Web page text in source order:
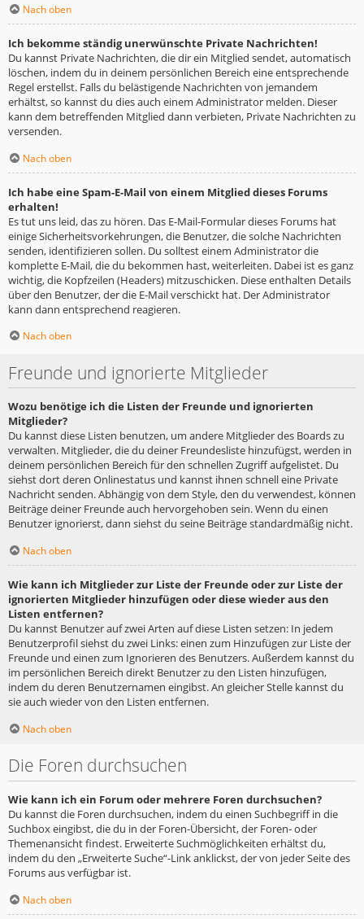
Nach oben
Ich bekomme ständig unerwünschte Private Nachrichten!
Du kannst Private Nachrichten, die dir ein Mitglied sendet, automatisch
löschen, indem du in deinem persönlichen Bereich eine entsprechende
Regel erstellst. Falls du belästigende Nachrichten von jemandem
erhältst, so kannst du dies auch einem Administrator melden. Dieser
kann dem betreffenden Mitglied dann verbieten, Private Nachrichten zu
versenden.
Nach oben
Ich habe eine Spam-E-Mail von einem Mitglied dieses Forums
erhalten!
Es tut uns leid, das zu hören. Das E-Mail-Formular dieses Forums hat
einige Sicherheitsvorkehrungen, die Benutzer, die solche Nachrichten
senden, identifizieren sollen. Du solltest einem Administrator die
komplette E-Mail, die du bekommen hast, weiterleiten. Dabei ist es ganz
wichtig, die Kopfzeilen (Headers) mitzuschicken. Diese enthalten Details
über den Benutzer, der die E-Mail verschickt hat. Der Administrator
kann dann entsprechend reagieren.
Nach oben
Freunde und ignorierte Mitglieder
Wozu benötige ich die Listen der Freunde und ignorierten
Mitglieder?
Du kannst diese Listen benutzen, um andere Mitglieder des Boards zu
verwalten. Mitglieder, die du deiner Freundesliste hinzufügst, werden in
deinem persönlichen Bereich für den schnellen Zugriff aufgelistet. Du
siehst dort deren Onlinestatus und kannst ihnen schnell eine Private
Nachricht senden. Abhängig von dem Style, den du verwendest, können
Beiträge deiner Freunde auch hervorgehoben sein. Wenn du einen
Benutzer ignorierst, dann siehst du seine Beiträge standardmäßig nicht.
Nach oben
Wie kann ich Mitglieder zur Liste der Freunde oder zur Liste der
ignorierten Mitglieder hinzufügen oder diese wieder aus den
Listen entfernen?
Du kannst Benutzer auf zwei Arten auf diese Listen setzen: In jedem
Benutzerprofil siehst du zwei Links: einen zum Hinzufügen zur Liste der
Freunde und einen zum Ignorieren des Benutzers. Außerdem kannst du
im persönlichen Bereich direkt Benutzer zu den Listen hinzufügen,
indem du deren Benutzernamen eingibst. An gleicher Stelle kannst du
sie auch wieder von den Listen entfernen.
Nach oben
Die Foren durchsuchen
Wie kann ich ein Forum oder mehrere Foren durchsuchen?
Du kannst die Foren durchsuchen, indem du einen Suchbegriff in die
Suchbox eingibst, die du in der Foren-Übersicht, der Foren- oder
Themenansicht findest. Erweiterte Suchmöglichkeiten erhältst du,
indem du den „Erweiterte Suche“-Link anklickst, der von jeder Seite des
Forums aus verfügbar ist.
Nach oben